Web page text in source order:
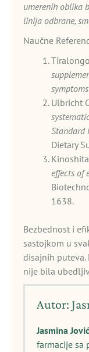
umerenih oblika
linija odbrane,
Naučne
Ulbricht
Standard
Dietary
effects of
1638.
Bezbednost i
sastojkom u
disajnih puteva.
nije bila
Autor:
Jasmina
farmacije sa